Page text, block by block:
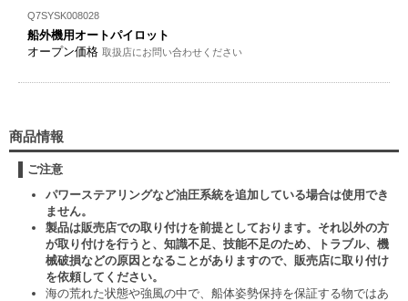
Q7SYSK008028
船外機用オートパイロット
オープン価格 取扱店にお問い合わせください
商品情報
ご注意
パワーステアリングなど油圧系統を追加している場合は使用でき
ません。
製品は販売店での取り付けを前提としております。それ以外の方
が取り付けを行うと、知識不足、技能不足のため、トラブル、機
械破損などの原因となることがありますので、販売店に取り付け
を依頼してください。
海の荒れた状態や強風の中で、船体姿勢保持を保証する物ではあ